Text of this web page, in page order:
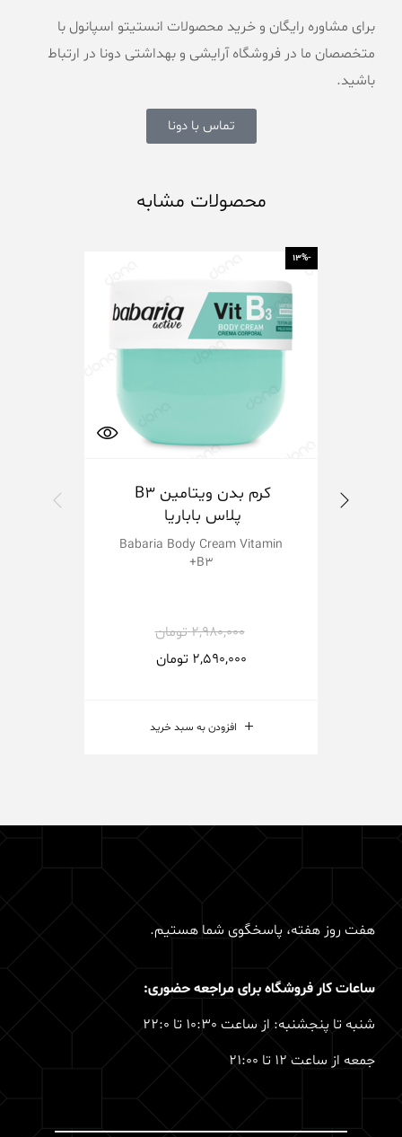
برای مشاوره رایگان و خرید محصولات انستیتو اسپانول با
متخصصان ما در فروشگاه آرایشی و بهداشتی دونا در ارتباط
باشید.
تماس با دونا
محصولات مشابه
-13%
افزودن به سبد خرید
کرم بدن ویتامین B3
پلاس باباریا
Babaria Body Cream Vitamin
B3+
2,980,000تومان
2,590,000 تومان
هفت روز هفته، پاسخگوی شما هستیم.
ساعات کار فروشگاه برای مراجعه حضوری:
شنبه تا پنجشنبه: از ساعت 10:30 تا 22:0
جمعه از ساعت 12 تا 21:00